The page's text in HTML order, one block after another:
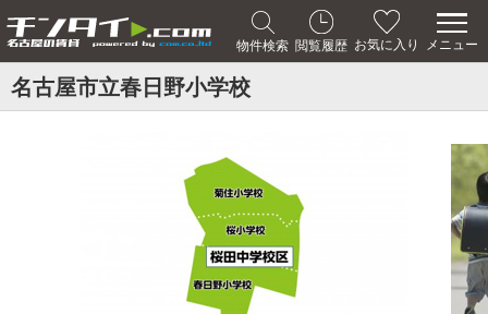
物件検索 閲覧履歴 お気に入り メニュー
名古屋市立春日野小学校